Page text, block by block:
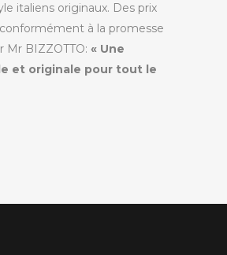
italiens originaux. Des prix
à la promesse
Mr BIZZOTTO: « Une
et originale pour tout le